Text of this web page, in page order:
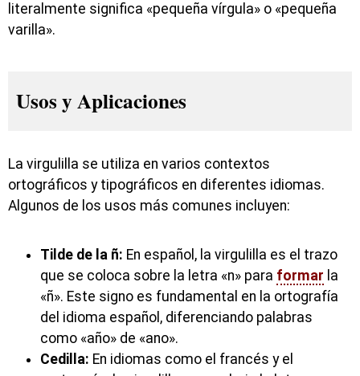
literalmente significa «pequeña vírgula» o «pequeña
varilla».
Usos y Aplicaciones
La virgulilla se utiliza en varios contextos
ortográficos y tipográficos en diferentes idiomas.
Algunos de los usos más comunes incluyen:
Tilde de la ñ: En español, la virgulilla es el trazo
que se coloca sobre la letra «n» para formar la
«ñ». Este signo es fundamental en la ortografía
del idioma español, diferenciando palabras
como «año» de «ano».
Cedilla: En idiomas como el francés y el